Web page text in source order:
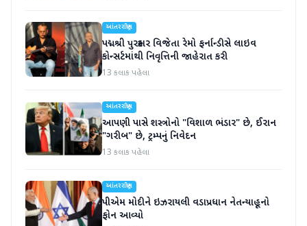
આંતરરાષ્ટ્રીય
પદ્મશ્રી પુરસ્કાર વિજેતા રેમો ફર્નાન્ડીસે લાઇવ
કોન્સર્ટમાંથી નિવૃત્તિની જાહેરાત કરી
13 કલાક પહેલા
આંતરરાષ્ટ્રીય
આપણી પાસે શસ્ત્રોનો "વિશાળ ભંડાર" છે, ઈરાન
"ગરીબ" છે, ટ્રમ્પનું નિવેદન
13 કલાક પહેલા
આંતરરાષ્ટ્રીય
પીએમ મોદીને ઇઝરાયલી વડાપ્રધાન નેતન્યાહૂનો
ફોન આવ્યો